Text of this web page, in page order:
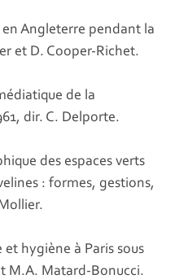
en Angleterre pendant la
et D. Cooper-Richet.
de la
dir. C. Delporte.
des espaces verts
: formes, gestions,
et hygiène à Paris sous
M.A. Matard-Bonucci.